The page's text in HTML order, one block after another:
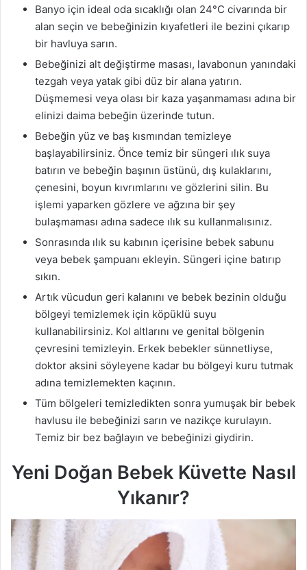
Banyo için ideal oda sıcaklığı olan 24°C civarında bir
alan seçin ve bebeğinizin kıyafetleri ile bezini çıkarıp
bir havluya sarın.
Bebeğinizi alt değiştirme masası, lavabonun yanındaki
tezgah veya yatak gibi düz bir alana yatırın.
Düşmemesi veya olası bir kaza yaşanmaması adına bir
elinizi daima bebeğin üzerinde tutun.
Bebeğin yüz ve baş kısmından temizleye
başlayabilirsiniz. Önce temiz bir süngeri ılık suya
batırın ve bebeğin başının üstünü, dış kulaklarını,
çenesini, boyun kıvrımlarını ve gözlerini silin. Bu
işlemi yaparken gözlere ve ağzına bir şey
bulaşmaması adına sadece ılık su kullanmalısınız.
Sonrasında ılık su kabının içerisine bebek sabunu
veya bebek şampuanı ekleyin. Süngeri içine batırıp
sıkın.
Artık vücudun geri kalanını ve bebek bezinin olduğu
bölgeyi temizlemek için köpüklü suyu
kullanabilirsiniz. Kol altlarını ve genital bölgenin
çevresini temizleyin. Erkek bebekler sünnetliyse,
doktor aksini söyleyene kadar bu bölgeyi kuru tutmak
adına temizlemekten kaçının.
Tüm bölgeleri temizledikten sonra yumuşak bir bebek
havlusu ile bebeğinizi sarın ve nazikçe kurulayın.
Temiz bir bez bağlayın ve bebeğinizi giydirin.
Yeni Doğan Bebek Küvette Nasıl
Yıkanır?